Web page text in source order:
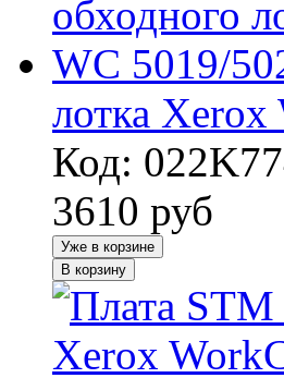
лотка
Код:
3610 руб
Уже в корзине
В корзину